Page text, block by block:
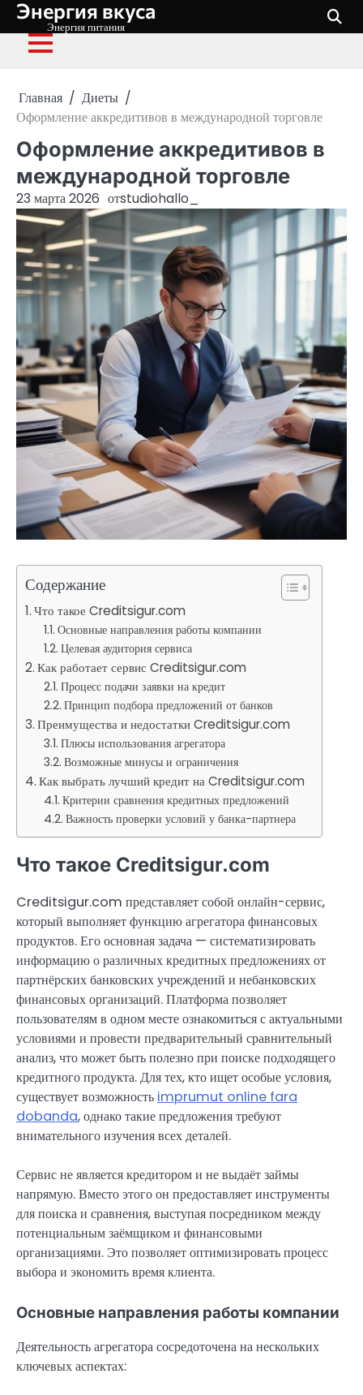
Перейти
содержимому
Энергия вкуса
Энергия питания
Главная
Диеты
Оформление аккредитивов в международной торговле
Оформление аккредитивов в
международной торговле
23 марта 2026 отstudiohallo_
Содержание
Что такое Creditsigur.com
Основные направления работы компании
Целевая аудитория сервиса
Как работает сервис Creditsigur.com
Процесс подачи заявки на кредит
Принцип подбора предложений от банков
Преимущества и недостатки Creditsigur.com
Плюсы использования агрегатора
Возможные минусы и ограничения
Как выбрать лучший кредит на Creditsigur.com
Критерии сравнения кредитных предложений
Важность проверки условий у банка-партнера
Что такое Creditsigur.com
Creditsigur.com представляет собой онлайн-сервис,
который выполняет функцию агрегатора финансовых
продуктов. Его основная задача — систематизировать
информацию о различных кредитных предложениях от
партнёрских банковских учреждений и небанковских
финансовых организаций. Платформа позволяет
пользователям в одном месте ознакомиться с актуальными
условиями и провести предварительный сравнительный
анализ, что может быть полезно при поиске подходящего
кредитного продукта. Для тех, кто ищет особые условия,
существует возможность imprumut online fara
dobanda, однако такие предложения требуют
внимательного изучения всех деталей.
Сервис не является кредитором и не выдаёт займы
напрямую. Вместо этого он предоставляет инструменты
для поиска и сравнения, выступая посредником между
потенциальным заёмщиком и финансовыми
организациями. Это позволяет оптимизировать процесс
выбора и экономить время клиента.
Основные направления работы компании
Деятельность агрегатора сосредоточена на нескольких
ключевых аспектах: